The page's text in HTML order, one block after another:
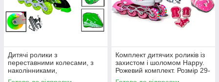
Дитячі ролики з
переставними колесами, з
наколінниками,
налокітниками та шоломом
Комплект дитячих роликів із
захистом і шоломом Happy.
Рожевий комплект. Розмір 29-
33